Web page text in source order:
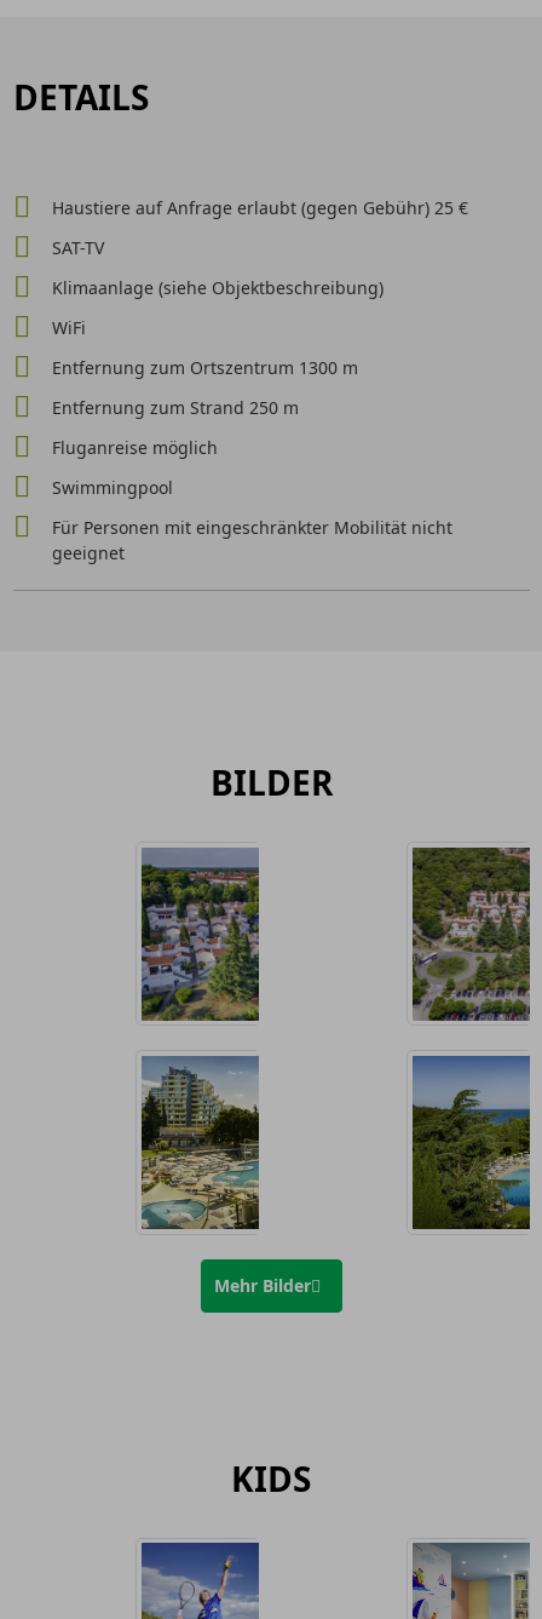
DETAILS
Haustiere auf Anfrage erlaubt (gegen Gebühr) 25 €
SAT-TV
Klimaanlage (siehe Objektbeschreibung)
WiFi
Entfernung zum Ortszentrum 1300 m
Entfernung zum Strand 250 m
Fluganreise möglich
Swimmingpool
Für Personen mit eingeschränkter Mobilität nicht
geeignet
BILDER
Mehr Bilder
KIDS